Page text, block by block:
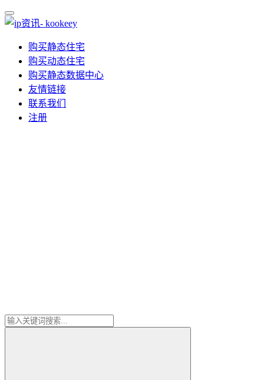
购买静态住宅
购买动态住宅
购买静态数据中心
友情链接
联系我们
注册